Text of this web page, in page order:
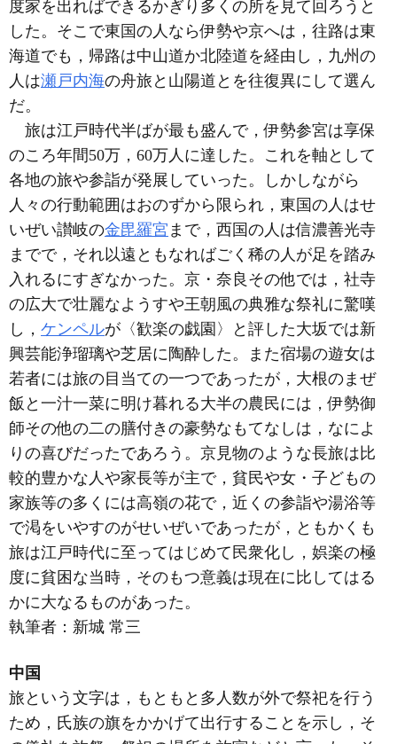
度家を出ればできるかぎり多くの所を見て回ろうと
した。そこで東国の人なら伊勢や京へは，往路は東
海道でも，帰路は中山道か北陸道を経由し，九州の
人は瀬戸内海の舟旅と山陽道とを往復異にして選ん
だ。
旅は江戸時代半ばが最も盛んで，伊勢参宮は享保
のころ年間50万，60万人に達した。これを軸として
各地の旅や参詣が発展していった。しかしながら
人々の行動範囲はおのずから限られ，東国の人はせ
いぜい讃岐の金毘羅宮 まで，西国の人は信濃善光寺
までで，それ以遠ともなればごく稀の人が足を踏み
入れるにすぎなかった。京・奈良その他では，社寺
の広大で壮麗なようすや王朝風の典雅な祭礼に驚嘆
し， ケンペルが〈歓楽の戯園〉と評した大坂では新
興芸能浄瑠璃や芝居に陶酔した。また宿場の遊女は
若者には旅の目当ての一つであったが，大根のまぜ
飯と一汁一菜に明け暮れる大半の農民には，伊勢御
師その他の二の膳付きの豪勢なもてなしは，なによ
りの喜びだったであろう。京見物のような長旅は比
較的豊かな人や家長等が主で，貧民や女・子どもの
家族等の多くには高嶺の花で，近くの参詣や湯浴等
で渇をいやすのがせいぜいであったが，ともかくも
旅は江戸時代に至ってはじめて民衆化し，娯楽の極
度に貧困な当時，そのもつ意義は現在に比してはる
かに大なるものがあった。
執筆者： 新城 常三
中国
旅という文字は，もともと多人数が外で祭祀を行う
ため，氏族の旗をかかげて出行することを示し，そ